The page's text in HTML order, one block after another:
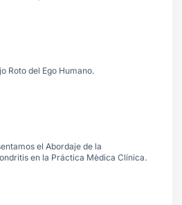
Roto del Ego Humano.
el Abordaje de la
en la Práctica Mèdica Clínica.